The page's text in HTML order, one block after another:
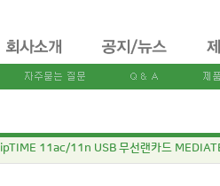
ipTIME 11ac/11n USB 무선랜카드